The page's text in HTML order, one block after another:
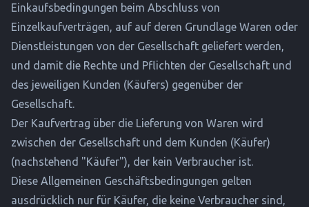
Einkaufsbedingungen beim Abschluss von
Einzelkaufverträgen, auf auf deren Grundlage Waren oder
Dienstleistungen von der Gesellschaft geliefert werden,
und damit die Rechte und Pflichten der Gesellschaft und
des jeweiligen Kunden (Käufers) gegenüber der
Gesellschaft.
Der Kaufvertrag über die Lieferung von Waren wird
zwischen der Gesellschaft und dem Kunden (Käufer)
(nachstehend "Käufer"), der kein Verbraucher ist.
Diese Allgemeinen Geschäftsbedingungen gelten
ausdrücklich nur für Käufer, die keine Verbraucher sind,